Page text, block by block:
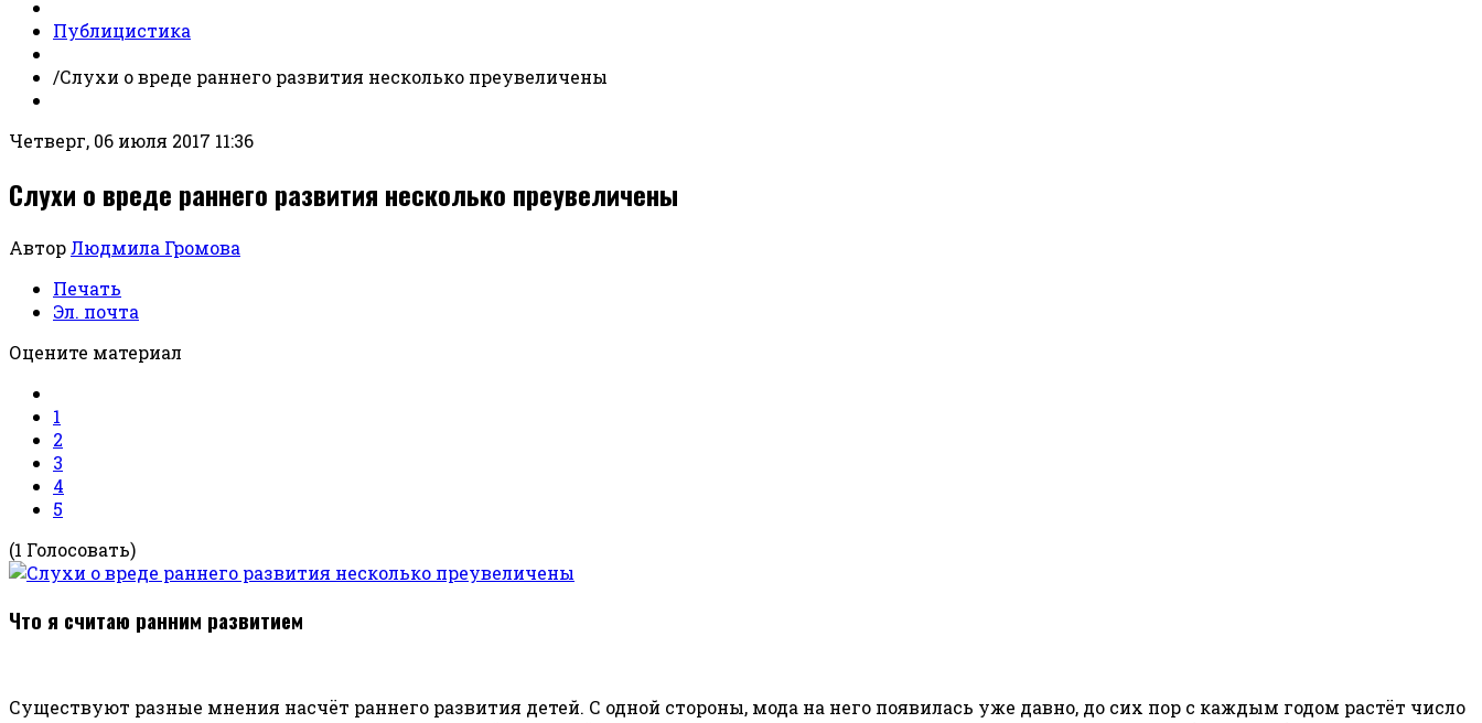
Публицистика
/Слухи о вреде раннего развития несколько преувеличены
Четверг, 06 июля 2017 11:36
Слухи о вреде раннего развития несколько преувеличены
Автор Людмила Громова
Печать
Эл. почта
Оцените материал
1
2
3
4
5
(1 Голосовать)
Что я считаю ранним развитием
Существуют разные мнения насчёт раннего развития детей. С одной стороны, мода на него появилась уже давно, до сих пор с каждым годом растёт число